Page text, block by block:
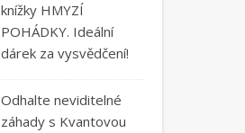
knížky HMYZÍ
POHÁDKY. Ideální
dárek za vysvědčení!
Odhalte neviditelné
záhady s Kvantovou